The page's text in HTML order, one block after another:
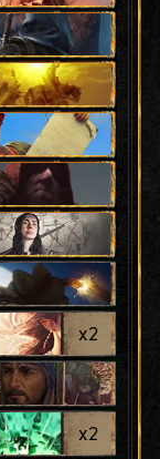
x2
x2